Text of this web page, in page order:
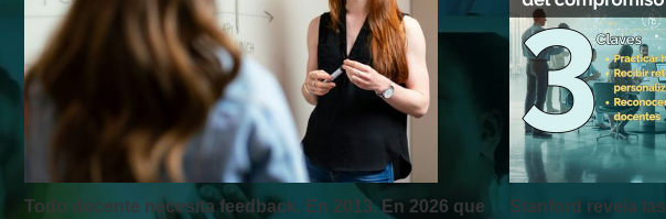
Todo docente necesita feedback. En 2013. En 2026 que
Stanford revela